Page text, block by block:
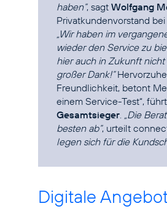
haben“, sagt Wolfgang
Privatkundenvorstand
„Wir haben im
wieder den Service zu
hier auch in Zukunft
großer Dank!“
Freundlichkeit, betont
einem Service-Test“,
Gesamtsieger. „Die
besten ab“, urteilt
legen sich für die
Digitale